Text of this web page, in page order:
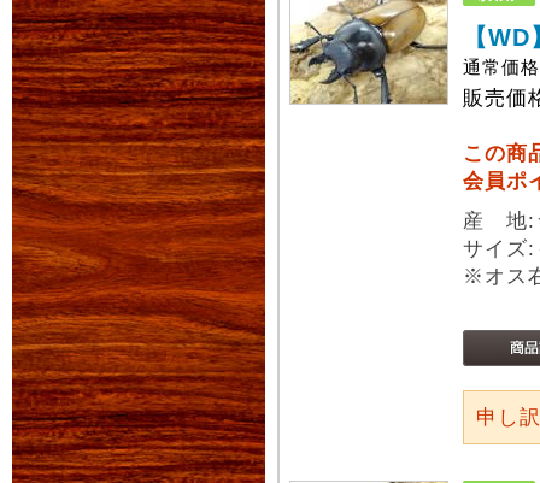
【
通常価
販売価
この商
会員ポ
産 地:
サイ
※オス
申し